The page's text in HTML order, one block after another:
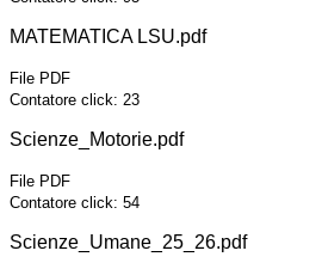
MATEMATICA LSU.pdf
File PDF
Contatore click: 23
Scienze_Motorie.pdf
File PDF
Contatore click: 54
Scienze_Umane_25_26.pdf